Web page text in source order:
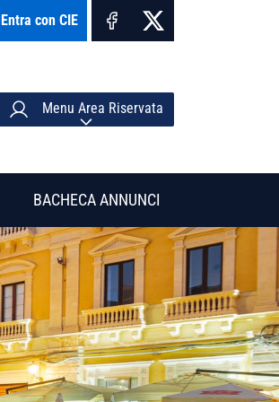
Entra con CIE
Menu Area Riservata
BACHECA ANNUNCI